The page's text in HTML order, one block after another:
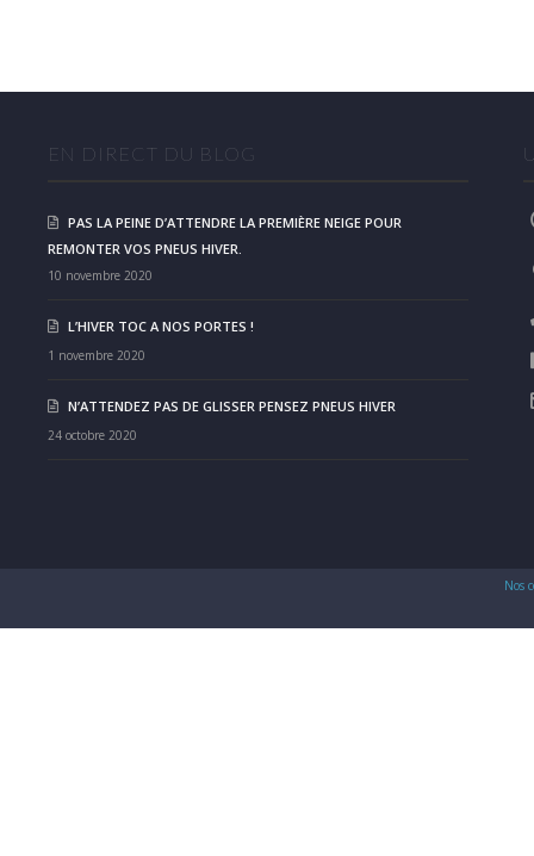
EN DIRECT DU BLOG
PAS LA PEINE D’ATTENDRE LA PREMIÈRE NEIGE POUR
REMONTER VOS PNEUS HIVER.
10 novembre 2020
L’HIVER TOC A NOS PORTES !
1 novembre 2020
N’ATTENDEZ PAS DE GLISSER PENSEZ PNEUS HIVER
24 octobre 2020
Nos